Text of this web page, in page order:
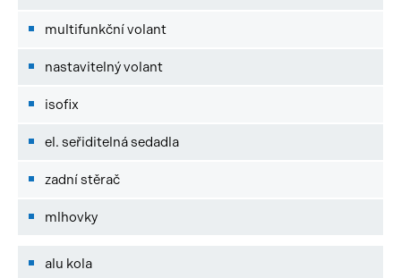
multifunkční volant
nastavitelný volant
isofix
el. seřiditelná sedadla
zadní stěrač
mlhovky
alu kola